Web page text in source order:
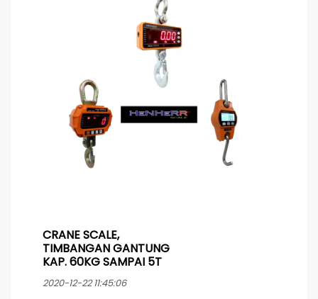
memakai kabel power yang dilengkapi
pengaman karet pada konektor untuk
menghindari masuknya air yang bisa
mengakibatkan korsleting. Tetap bisa
dioperasikan pada saat pengisian ulang baterai.
CRANE SCALE,
TIMBANGAN GANTUNG
KAP. 60KG SAMPAI 5T
2020-12-22 11:45:06